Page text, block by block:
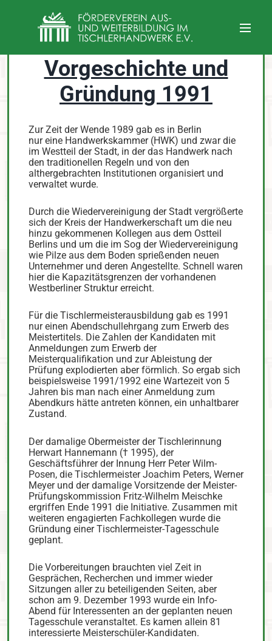
Vorgeschichte und
Gründung 1991
Zur Zeit der Wende 1989 gab es in Berlin
nur eine Handwerkskammer (HWK) und zwar die
im Westteil der Stadt, in der das Handwerk nach
den traditionellen Regeln und von den
althergebrachten Institutionen organisiert und
verwaltet wurde.
Durch die Wiedervereinigung der Stadt vergrößerte
sich der Kreis der Handwerkerschaft um die neu
hinzu gekommenen Kollegen aus dem Ostteil
Berlins und um die im Sog der Wiedervereinigung
wie Pilze aus dem Boden sprießenden neuen
Unternehmer und deren Angestellte. Schnell waren
hier die Kapazitätsgrenzen der vorhandenen
Westberliner Struktur erreicht.
Für die Tischlermeisterausbildung gab es 1991
nur einen Abendschullehrgang zum Erwerb des
Meistertitels. Die Zahlen der Kandidaten mit
Anmeldungen zum Erwerb der
Meisterqualifikation und zur Ableistung der
Prüfung explodierten aber förmlich. So ergab sich
beispielsweise 1991/1992 eine Wartezeit von 5
Jahren bis man nach einer Anmeldung zum
Abendkurs hätte antreten können, ein unhaltbarer
Zustand.
Der damalige Obermeister der Tischlerinnung
Herwart Hannemann († 1995), der
Geschäftsführer der Innung Herr Peter Wilm-
Posen, die Tischlermeister Joachim Peters, Werner
Meyer und der damalige Vorsitzende der Meister-
Prüfungskommission Fritz-Wilhelm Meischke
ergriffen Ende 1991 die Initiative. Zusammen mit
weiteren engagierten Fachkollegen wurde die
Gründung einer Tischlermeister-Tagesschule
geplant.
Die Vorbereitungen brauchten viel Zeit in
Gesprächen, Recherchen und immer wieder
Sitzungen aller zu beteiligenden Seiten, aber
schon am 9. Dezember 1993 wurde ein Info-
Abend für Interessenten an der geplanten neuen
Tagesschule veranstaltet. Es kamen allein 81
interessierte Meisterschüler-Kandidaten.